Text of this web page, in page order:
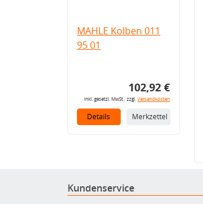
MAHLE Kolben 011
95 01
102,92 €
inkl. gesetzl. MwSt., zzgl.Versandkosten
Details Merkzettel
Kundenservice